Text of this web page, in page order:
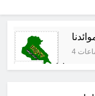
سقوطنا
5 ساعات Ago